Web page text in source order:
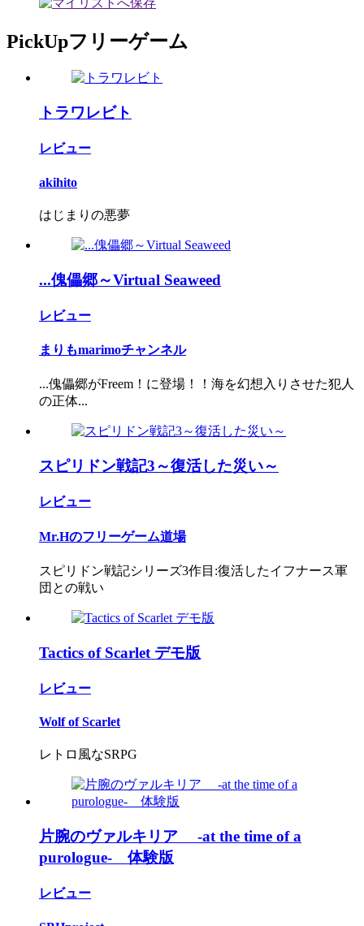
PickUpフリーゲーム
トラワレビト
レビュー
akihito
はじまりの悪夢
...傀儡郷～Virtual Seaweed
レビュー
まりもmarimoチャンネル
...傀儡郷がFreem！に登場！！海を幻想入りさせた犯人
の正体...
スピリドン戦記3～復活した災い～
レビュー
Mr.Hのフリーゲーム道場
スピリドン戦記シリーズ3作目:復活したイフナース軍
団との戦い
Tactics of Scarlet デモ版
レビュー
Wolf of Scarlet
レトロ風なSRPG
片腕のヴァルキリア -at the time of a
purologue- 体験版
レビュー